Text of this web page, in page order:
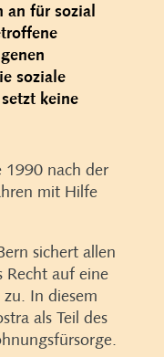
an für sozial
soziale
keine
1990 nach der
mit Hilfe
sichert allen
Recht auf eine
In diesem
als Teil des